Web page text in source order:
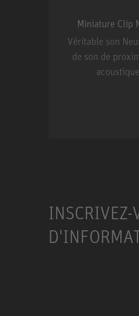
Miniature Clip
Véritable son
de son de
INSCRIVEZ-